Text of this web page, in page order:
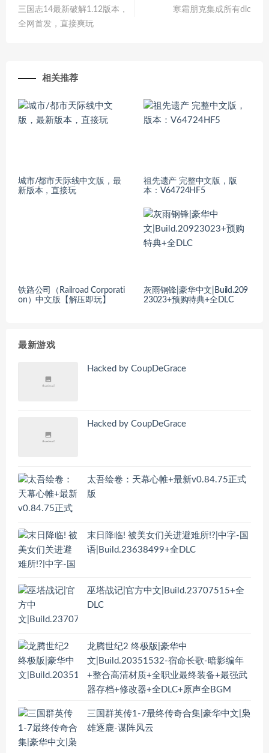
三国志14最新破解1.12版本，
全网首发，直接爽玩
寒霜朋克集成所有dlc
相关推荐
城市/都市天际线中文版，最
新版本，直接玩
祖先遗产 完整中文版，版
本：V64724HF5
铁路公司（Railroad Corporati
on）中文版【解压即玩】
灰雨钢锋|豪华中文|Build.209
23023+预购特典+全DLC
最新游戏
Hacked by CoupDeGrace
Hacked by CoupDeGrace
太吾绘卷：天幕心帷+最新v0.84.75正式
版
末日降临! 被美女们关进避难所!?|中字-国
语|Build.23638499+全DLC
巫塔战记|官方中文|Build.23707515+全
DLC
龙腾世纪2 终极版|豪华中
文|Build.20351532-宿命长歌-暗影编年
+整合高清材质+全职业最终装备+最强武
器存档+修改器+全DLC+原声全BGM
三国群英传1-7最终传奇合集|豪华中文|枭
雄逐鹿-谋阵风云